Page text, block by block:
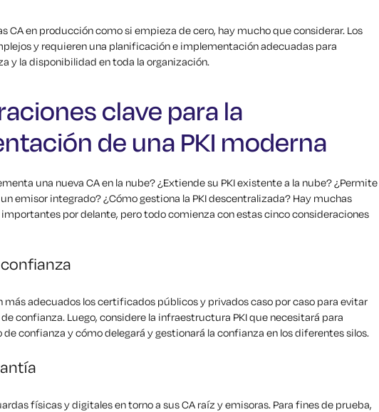
CA en producción como si empieza de cero, hay mucho que considerar. Los
y requieren una planificación e implementación adecuadas para
y la disponibilidad en toda la organización.
clave para la
de una PKI moderna
una nueva CA en la nube? ¿Extiende su PKI existente a la nube? ¿Permite
emisor integrado? ¿Cómo gestiona la PKI descentralizada? Hay muchas
por delante, pero todo comienza con estas cinco consideraciones
más adecuados los certificados públicos y privados caso por caso para evitar
confianza. Luego, considere la infraestructura PKI que necesitará para
confianza y cómo delegará y gestionará la confianza en los diferentes silos.
físicas y digitales en torno a sus CA raíz y emisoras. Para fines de prueba,